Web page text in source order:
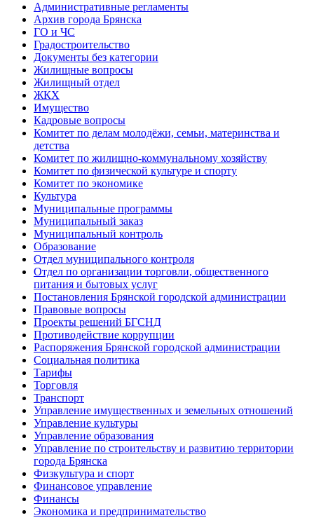
Административные регламенты
Архив города Брянска
ГО и ЧС
Градостроительство
Документы без категории
Жилищные вопросы
Жилищный отдел
ЖКХ
Имущество
Кадровые вопросы
Комитет по делам молодёжи, семьи, материнства и
детства
Комитет по жилищно-коммунальному хозяйству
Комитет по физической культуре и спорту
Комитет по экономике
Культура
Муниципальные программы
Муниципальный заказ
Муниципальный контроль
Образование
Отдел муниципального контроля
Отдел по организации торговли, общественного
питания и бытовых услуг
Постановления Брянской городской администрации
Правовые вопросы
Проекты решений БГСНД
Противодействие коррупции
Распоряжения Брянской городской администрации
Социальная политика
Тарифы
Торговля
Транспорт
Управление имущественных и земельных отношений
Управление культуры
Управление образования
Управление по строительству и развитию территории
города Брянска
Физкультура и спорт
Финансовое управление
Финансы
Экономика и предпринимательство